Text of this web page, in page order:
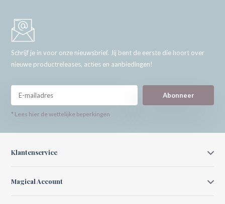
Schrijf je in voor onze nieuwsbrief. Jij bent de eerste die hoort over
nieuwe productreleases, acties en aanbiedingen!
Abonneer
* Lees hier de wettelijke beperkingen
Klantenservice
Magical Account